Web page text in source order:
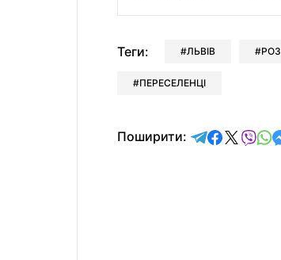
Теги: ЛЬВІВ
ПЕРЕСЕЛЕНЦІ
Поширити: відправити